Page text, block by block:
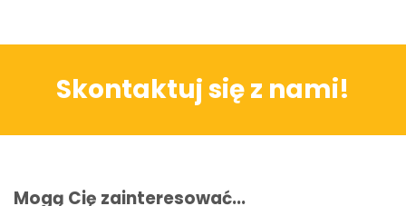
Skontaktuj się z nami!
Mogą Cię zainteresować...